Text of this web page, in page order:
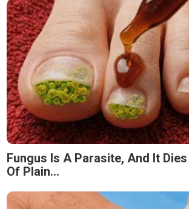
Fungus Is A Parasite, And It
Of Plain...